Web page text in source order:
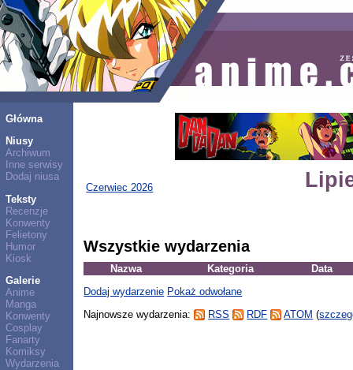
Główna
Niusy
Archiwum
Inne serwisy
Dodaj niusa
Teksty
Recenzje
Konwenty
Felietony
Humor
Kiosk
Galerie
Anime
Manga
Konwenty
Cosplay
Fanarty
Komiksy
Wydarzenia
Czerwiec 2026
Wszystkie wydarzenia
Nazwa Kategoria
Data
Dodaj wydarzenie Pokaż odwołane
Najnowsze wydarzenia:
RSS RDF ATOM (